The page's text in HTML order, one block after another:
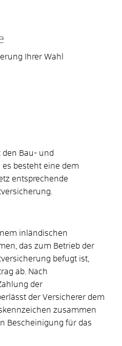
Ihrer Wahl
den Bau- und
besteht eine dem
entsprechende
inländischen
das zum Betrieb der
befugt ist,
ab. Nach
der
der Versicherer dem
zusammen
Bescheinigung für das